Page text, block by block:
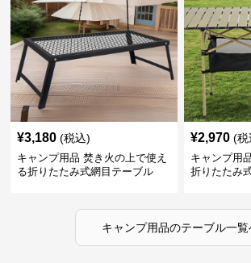
¥3,180 (税込)
キャンプ用品 焚き火の上で使え
る折りたたみ式網目テーブル
¥2,970 (税
キャンプ用
折りたたみ
キャンプ用品のテーブル一覧